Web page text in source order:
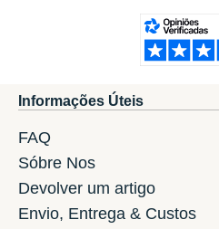
Informações Úteis
FAQ
Sóbre Nos
Devolver um artigo
Envio, Entrega & Custos